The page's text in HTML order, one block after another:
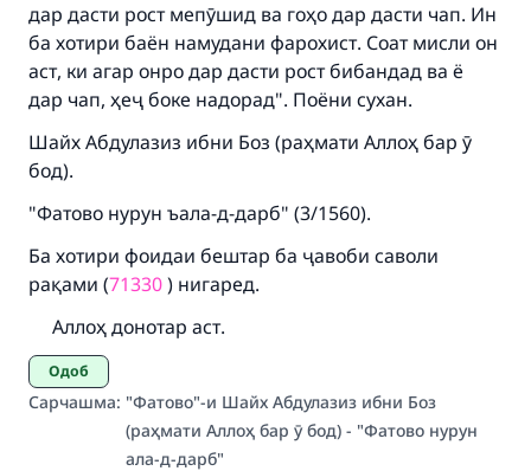
дар дасти рост мепӯшид ва гоҳо дар дасти чап. Ин
ба хотири баён намудани фарохист. Соат мисли он
аст, ки агар онро дар дасти рост бибандад ва ё
дар чап, ҳеҷ боке надорад". Поёни сухан.
Шайх Абдулазиз ибни Боз (раҳмати Аллоҳ бар ӯ
бод).
"Фатово нурун ъала-д-дарб" (3/1560).
Ба хотири фоидаи бештар ба ҷавоби саволи
рақами (71330) нигаред.
Аллоҳ донотар аст.
Одоб
Сарчашма: "Фатово"-и Шайх Абдулазиз ибни Боз
(раҳмати Аллоҳ бар ӯ бод) - "Фатово нурун
ала-д-дарб"
Make an impact on millions of lives
The Prophet (ﷺ) said:
"A person who leads others to doing what is
good will earn the same reward as those who